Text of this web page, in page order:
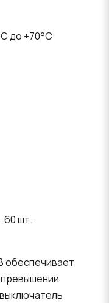
до +70°C
60 шт.
обеспечивает